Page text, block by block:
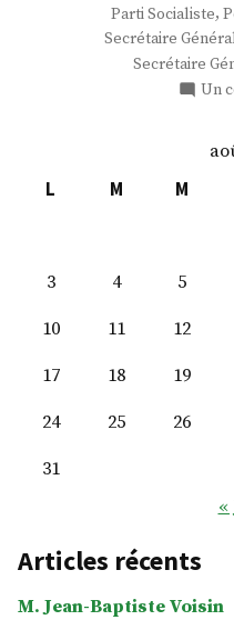
Parti Socialiste,
Secrétaire
Secrétaire
Un
L
M M
3
4 5
10
11 12
17
18 19
24
25 26
31
«
Articles récents
M. Jean-Baptiste Voisin